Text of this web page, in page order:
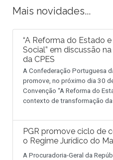
Mais novidades...
“A Reforma do Estado
Social” em discussão
da CPES
A Confederação Portuguesa
promove, no próximo dia 30
Convenção “A Reforma do
contexto de transformação
PGR promove ciclo de
o Regime Jurídico do
A Procuradoria-Geral da